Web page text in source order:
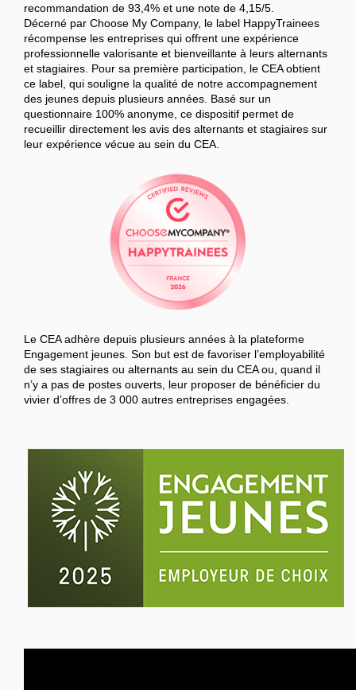
recommandation de 93,4% et une note de 4,15/5.
Décerné par Choose My Company, le label HappyTrainees
récompense les entreprises qui offrent une expérience
professionnelle valorisante et bienveillante à leurs alternants
et stagiaires. Pour sa première participation, le CEA obtient
ce label, qui souligne la qualité de notre accompagnement
des jeunes depuis plusieurs années. Basé sur un
questionnaire 100% anonyme, ce dispositif permet de
recueillir directement les avis des alternants et stagiaires sur
leur expérience vécue au sein du CEA.
Le CEA adhère depuis plusieurs années à la plateforme
Engagement jeunes. Son but est de favoriser l’employabilité
de ses stagiaires ou alternants au sein du CEA ou, quand il
n’y a pas de postes ouverts, leur proposer de bénéficier du
vivier d’offres de 3 000 autres entreprises engagées.